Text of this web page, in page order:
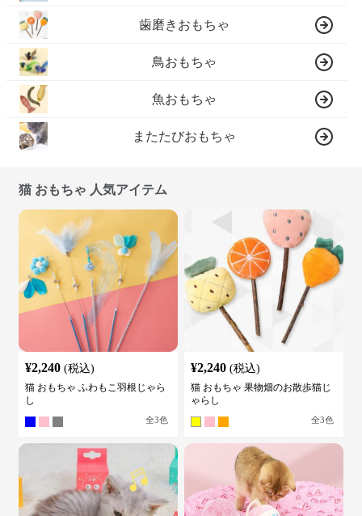
歯磨きおもちゃ
鳥おもちゃ
魚おもちゃ
またたびおもちゃ
猫 おもちゃ 人気アイテム
¥2,240 (税込)
猫 おもちゃ ふわもこ羽根じゃら
し
全3色
¥2,240 (税込)
猫 おもちゃ 果物畑のお散歩猫じ
ゃらし
全3色